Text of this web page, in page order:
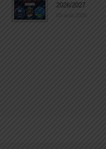
2026/2027
03 août 2026